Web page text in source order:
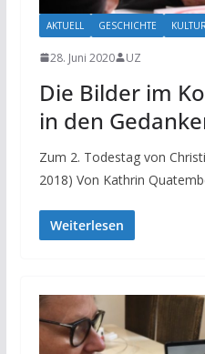
AKTUELL GESCHICHTE
28. Juni 2020 UZ
Die Bilder im
in den
Zum 2. Todestag von
2018) Von Kathrin
Weiterlesen